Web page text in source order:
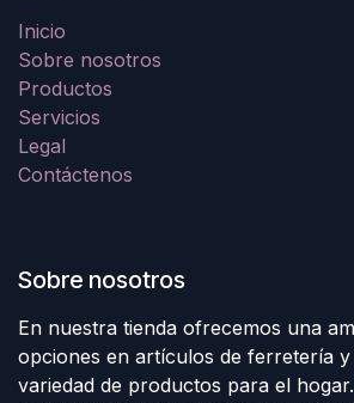
Inicio
Sobre nosotros
Productos
Servicios
Legal
Contáctenos
Sobre nosotros
En nuestra tienda ofrecemos una
opciones en artículos de ferretería
variedad de productos para el